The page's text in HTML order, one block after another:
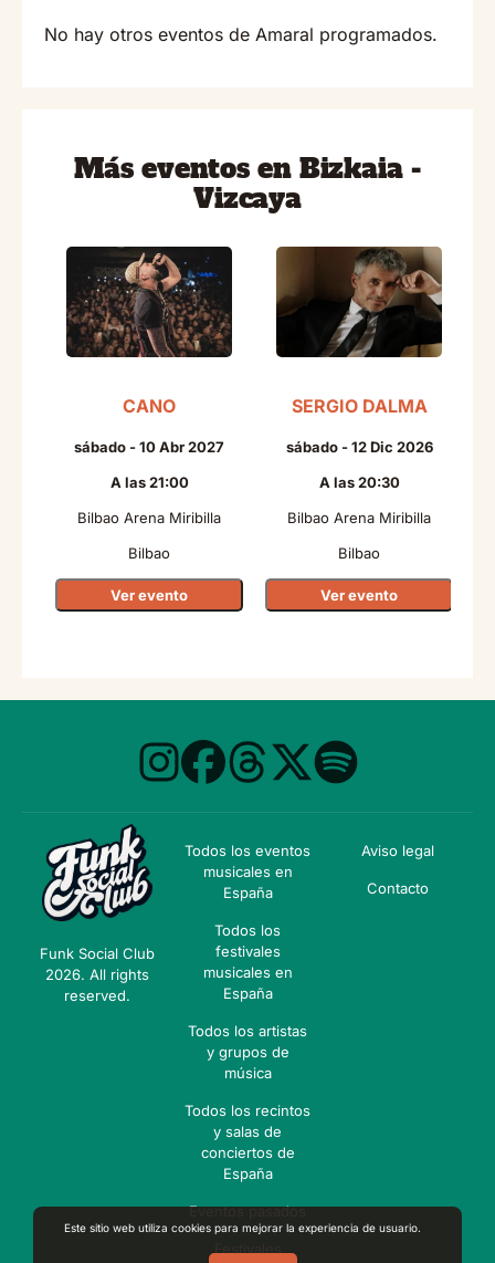
No hay otros eventos de Amaral programados.
Más eventos en Bizkaia -
Vizcaya
CANO
sábado - 10 Abr 2027
A las 21:00
Bilbao Arena Miribilla
Bilbao
Ver evento
SERGIO DALMA
sábado - 12 Dic 2026
A las 20:30
Bilbao Arena Miribilla
Bilbao
Ver evento
Este sitio web utiliza cookies para mejorar la experiencia de usuario.
Funk Social Club
2026. All rights
reserved.
Todos los eventos
musicales en
España
Todos los
festivales
musicales en
España
Todos los artistas
y grupos de
música
Todos los recintos
y salas de
conciertos de
España
Eventos pasados
Festivales
Aviso legal
Contacto